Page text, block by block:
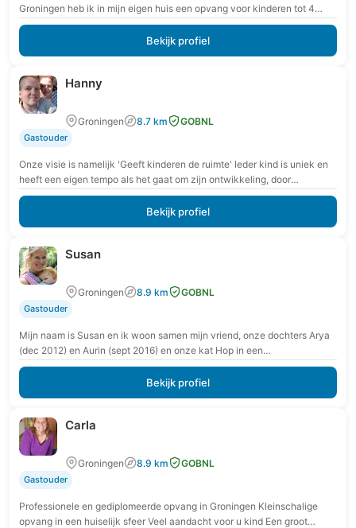
Groningen heb ik in mijn eigen huis een opvang voor kinderen tot 4…
Bekijk profiel
Hanny
Groningen 8.7 km GOBNL
Gastouder
Onze visie is namelijk 'Geeft kinderen de ruimte' Ieder kind is uniek en
heeft een eigen tempo als het gaat om zijn ontwikkeling, door
spelenderwijs…
Bekijk profiel
Susan
Groningen 8.9 km GOBNL
Gastouder
Mijn naam is Susan en ik woon samen mijn vriend, onze dochters Arya
(dec 2012) en Aurin (sept 2016) en onze kat Hop in een…
Bekijk profiel
Carla
Groningen 8.9 km GOBNL
Gastouder
Professionele en gediplomeerde opvang in Groningen Kleinschalige
opvang in een huiselijk sfeer Veel aandacht voor u kind Een groot